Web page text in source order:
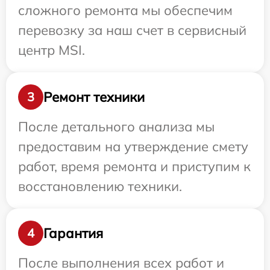
сложного ремонта мы обеспечим
перевозку за наш счет в сервисный
центр MSI.
3
Ремонт техники
После детального анализа мы
предоставим на утверждение смету
работ, время ремонта и приступим к
восстановлению техники.
4
Гарантия
После выполнения всех работ и